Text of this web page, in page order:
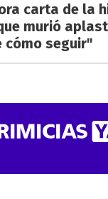
carta de la
murió
cómo seguir"